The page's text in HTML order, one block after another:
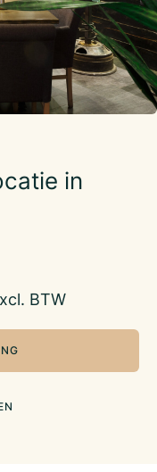
in
BTW